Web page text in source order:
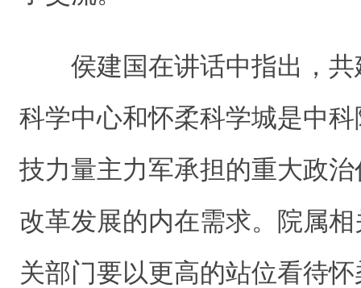
侯建国在讲话中指出 ， 共
科学中心和怀柔科学城是中
技力量主力军承担的重大政
改革发展的内在需求。院属
关部门要以更高的站位看待